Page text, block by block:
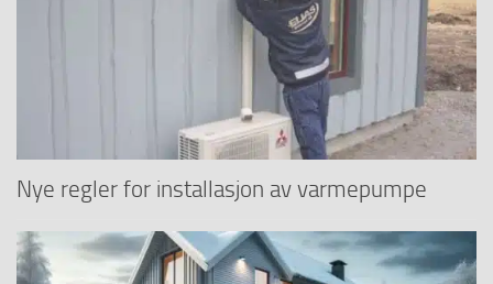
Nye regler for installasjon av varmepumpe